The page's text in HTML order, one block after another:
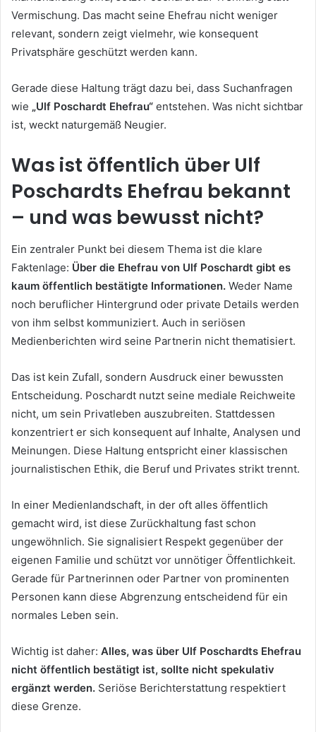
Vermischung. Das macht seine Ehefrau nicht weniger
relevant, sondern zeigt vielmehr, wie konsequent
Privatsphäre geschützt werden kann.
Gerade diese Haltung trägt dazu bei, dass Suchanfragen
wie „Ulf Poschardt Ehefrau“ entstehen. Was nicht sichtbar
ist, weckt naturgemäß Neugier.
Was ist öffentlich über Ulf
Poschardts Ehefrau bekannt
– und was bewusst nicht?
Ein zentraler Punkt bei diesem Thema ist die klare
Faktenlage: Über die Ehefrau von Ulf Poschardt gibt es
kaum öffentlich bestätigte Informationen. Weder Name
noch beruflicher Hintergrund oder private Details werden
von ihm selbst kommuniziert. Auch in seriösen
Medienberichten wird seine Partnerin nicht thematisiert.
Das ist kein Zufall, sondern Ausdruck einer bewussten
Entscheidung. Poschardt nutzt seine mediale Reichweite
nicht, um sein Privatleben auszubreiten. Stattdessen
konzentriert er sich konsequent auf Inhalte, Analysen und
Meinungen. Diese Haltung entspricht einer klassischen
journalistischen Ethik, die Beruf und Privates strikt trennt.
In einer Medienlandschaft, in der oft alles öffentlich
gemacht wird, ist diese Zurückhaltung fast schon
ungewöhnlich. Sie signalisiert Respekt gegenüber der
eigenen Familie und schützt vor unnötiger Öffentlichkeit.
Gerade für Partnerinnen oder Partner von prominenten
Personen kann diese Abgrenzung entscheidend für ein
normales Leben sein.
Wichtig ist daher: Alles, was über Ulf Poschardts Ehefrau
nicht öffentlich bestätigt ist, sollte nicht spekulativ
ergänzt werden. Seriöse Berichterstattung respektiert
diese Grenze.